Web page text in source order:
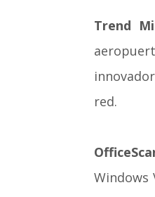
Trend
red.